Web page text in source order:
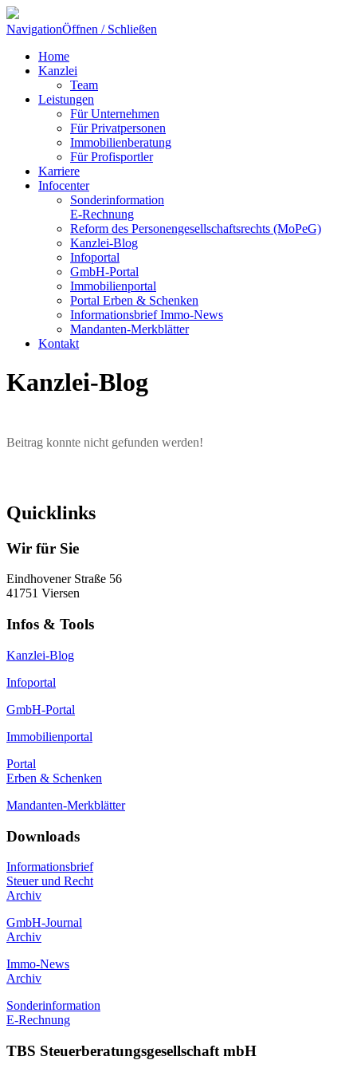
NavigationÖffnen / Schließen
Home
Kanzlei
Team
Leistungen
Für Unternehmen
Für Privatpersonen
Immobilienberatung
Für Profisportler
Karriere
Infocenter
Sonderinformation
E-Rechnung
Reform des Personengesellschaftsrechts (MoPeG)
Kanzlei-Blog
Infoportal
GmbH-Portal
Immobilienportal
Portal Erben & Schenken
Informationsbrief Immo-News
Mandanten-Merkblätter
Kontakt
Kanzlei-Blog
Beitrag konnte nicht gefunden werden!
Quicklinks
Wir für Sie
Eindhovener Straße 56
41751 Viersen
Infos & Tools
Kanzlei-Blog
Infoportal
GmbH-Portal
Immobilienportal
Portal
Erben & Schenken
Mandanten-Merkblätter
Downloads
Informationsbrief
Steuer und Recht
Archiv
GmbH-Journal
Archiv
Immo-News
Archiv
Sonderinformation
E-Rechnung
TBS Steuerberatungsgesellschaft mbH